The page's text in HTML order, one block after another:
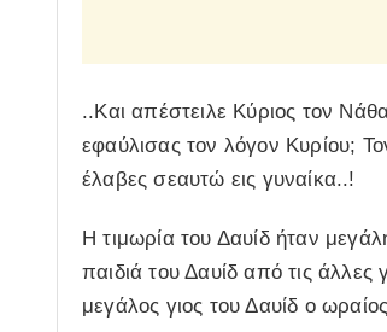
..Και απέστειλε Κύριος τον
εφαύλισας τον λόγον Κυρίου;
έλαβες σεαυτώ εις γυναίκα..!
Η τιμωρία του Δαυίδ ήταν
παιδιά του Δαυίδ από τις
μεγάλος γιος του Δαυίδ ο